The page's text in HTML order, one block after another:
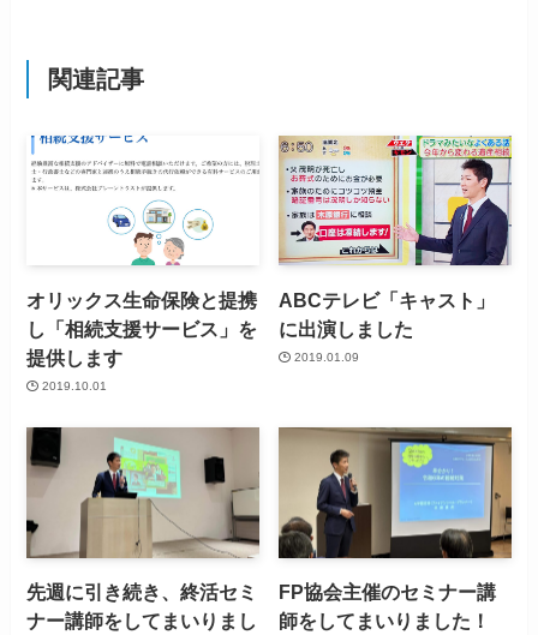
関連記事
オリックス生命保険と提携
し「相続支援サービス」を
提供します
2019.10.01
ABCテレビ「キャスト」
に出演しました
2019.01.09
先週に引き続き、終活セミ
ナー講師をしてまいりまし
FP協会主催のセミナー講
師をしてまいりました！